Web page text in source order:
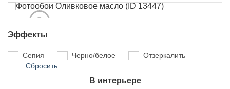
Эффекты
Сепия Черно/белое
Отзеркалить
Сбросить
В интерьере